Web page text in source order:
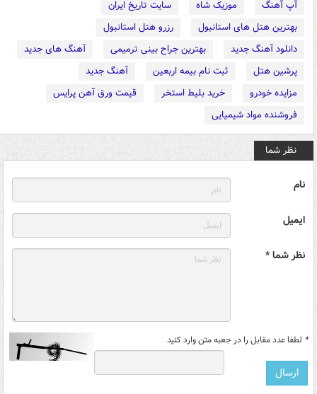
آپ آهنگ موزیک شاه
سایت تاریخ ایران
بهترین هتل های استانبول
رزرو هتل استانبول
دانلود آهنگ جدید
بهترین جراح بینی ترمیمی
آهنگ های جدید
پرشین هتل
ثبت نام بیمه اربعین
آهنگ جدید
مزایده خودرو
خرید بلیط استخر
قیمت ورق آهن پرایس
فروشنده مواد شیمیایی
نظر شما
نام
ایمیل
نظر شما *
* لطفا عدد مقابل را در جعبه متن وارد کنید